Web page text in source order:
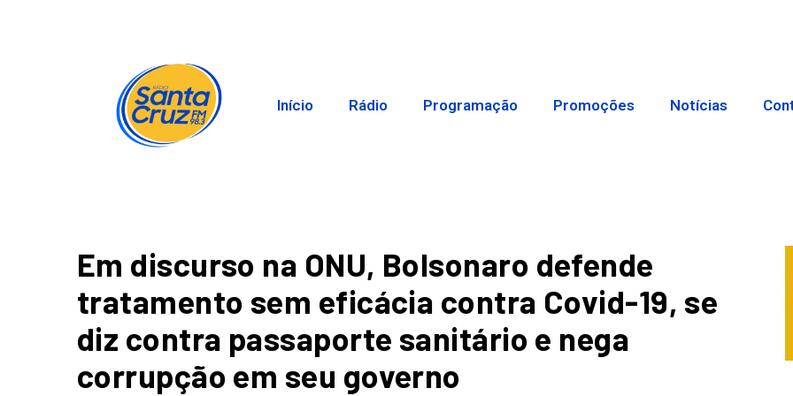
Início Rádio Programação Promoções Notícias
Em discurso na ONU, Bolsonaro defende
tratamento sem eficácia contra Covid-19, se
diz contra passaporte sanitário e nega
corrupção em seu governo